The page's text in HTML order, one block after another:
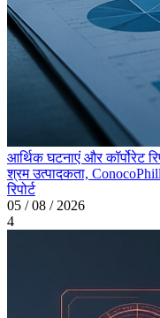
आर्थिक घटनाएं और कॉर्पोरेट
श्रम उत्पादकता,
रिपोर्ट
05 / 08 / 2026
4